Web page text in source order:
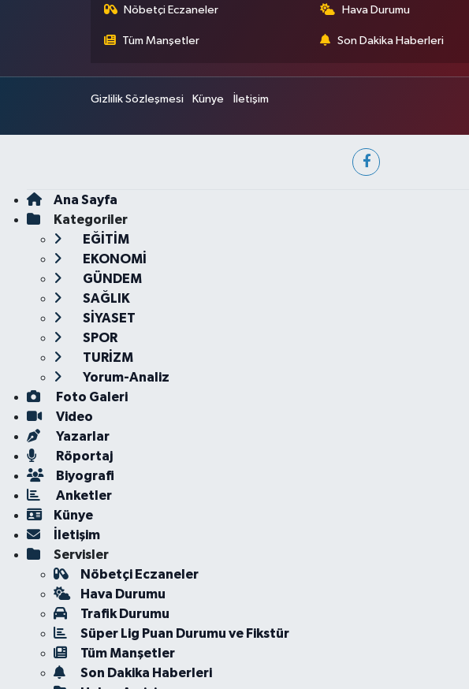
Nöbetçi Eczaneler Hava Durumu
Tüm Manşetler Son Dakika Haberleri
Gizlilik Sözleşmesi Künye İletişim
Ana Sayfa
Kategoriler
EĞİTİM
EKONOMİ
GÜNDEM
SAĞLIK
SİYASET
SPOR
TURİZM
Yorum-Analiz
Foto Galeri
Video
Yazarlar
Röportaj
Biyografi
Anketler
Künye
İletişim
Servisler
Nöbetçi Eczaneler
Hava Durumu
Trafik Durumu
Süper Lig Puan Durumu ve Fikstür
Tüm Manşetler
Son Dakika Haberleri